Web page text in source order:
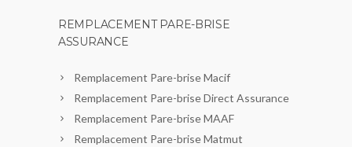
REMPLACEMENT PARE-BRISE
ASSURANCE
Remplacement Pare-brise Macif
Remplacement Pare-brise Direct Assurance
Remplacement Pare-brise MAAF
Remplacement Pare-brise Matmut